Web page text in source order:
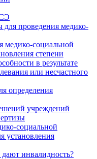
проведения медико-
медико-социальной
степени
в результате
или несчастного
определения
учреждений
социальной
установления
инвалидность?